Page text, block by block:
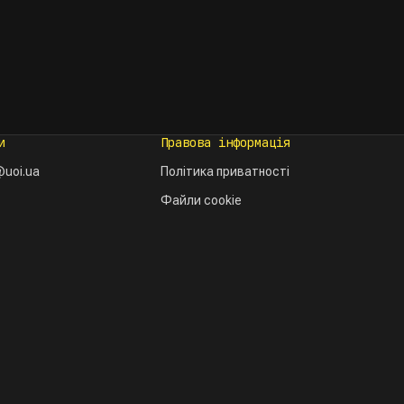
Правова інформація
Політика приватності
Файли cookie